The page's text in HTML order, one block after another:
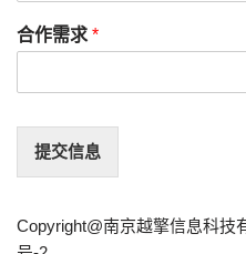
合作需求 *
提交信息
Copyright@南京越擎信息科技